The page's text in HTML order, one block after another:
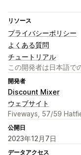
リソース
プライバシーポリシー
よくある質問
チュートリアル
この開発者は日本語で
開発者
Discount Mixer
ウェブサイト
Fiveways, 57/59
公開日
2023年12月7日
データアクセス